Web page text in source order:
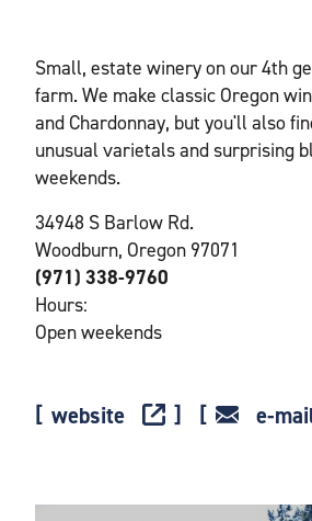
Small, estate winery on our 4th
farm. We make classic Oregon
and Chardonnay, but you'll also
unusual varietals and surprising
weekends.
34948 S Barlow Rd.
Woodburn, Oregon 97071
(971) 338-9760
Hours:
Open weekends
website e-